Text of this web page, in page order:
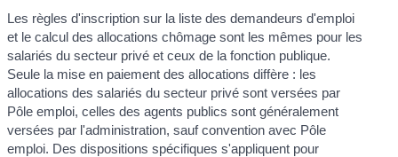
Les règles d'inscription sur la liste des demandeurs d'emploi
et le calcul des allocations chômage sont les mêmes pour les
salariés du secteur privé et ceux de la fonction publique.
Seule la mise en paiement des allocations diffère : les
allocations des salariés du secteur privé sont versées par
Pôle emploi, celles des agents publics sont généralement
versées par l'administration, sauf convention avec Pôle
emploi. Des dispositions spécifiques s'appliquent pour